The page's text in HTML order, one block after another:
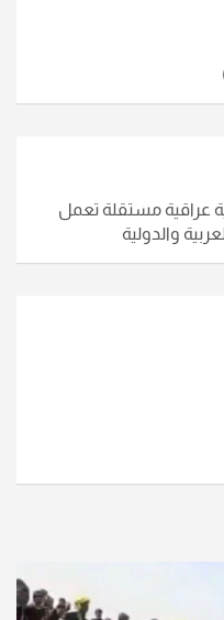
عراقية مستقلة تعمل
والدولية